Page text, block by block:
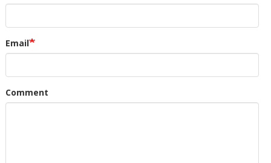
Email
Comment